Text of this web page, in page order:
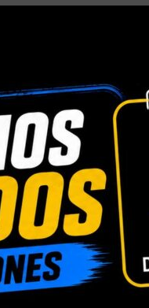
INFORMACIÓN
Blister Personalizado